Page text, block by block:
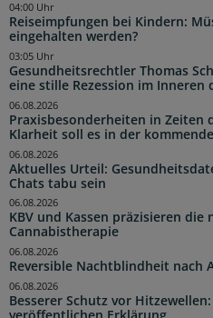
Reiseimpfungen bei Kindern:
eingehalten werden?
04:00 Uhr
Gesundheitsrechtler Thomas
eine stille Rezession im Inneren
03:05 Uhr
Praxisbesonderheiten in Zeiten
Klarheit soll es in der
06.08.2026
Aktuelles Urteil:
Chats tabu sein
06.08.2026
KBV und Kassen präzisieren die
Cannabistherapie
06.08.2026
Reversible Nachtblindheit nach
06.08.2026
Besserer Schutz vor
06.08.2026